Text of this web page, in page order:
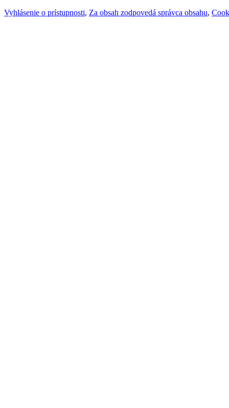
Vyhlásenie o prístupnosti, Za obsah zodpovedá správca obsahu,